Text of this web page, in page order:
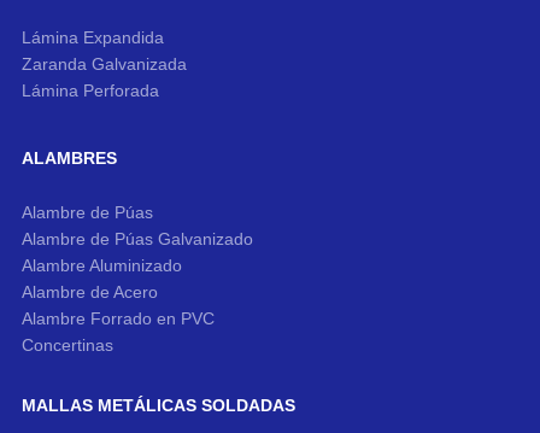
Lámina Expandida
Zaranda Galvanizada
Lámina Perforada
ALAMBRES
Alambre de Púas
Alambre de Púas Galvanizado
Alambre Aluminizado
Alambre de Acero
Alambre Forrado en PVC
Concertinas
MALLAS METÁLICAS SOLDADAS